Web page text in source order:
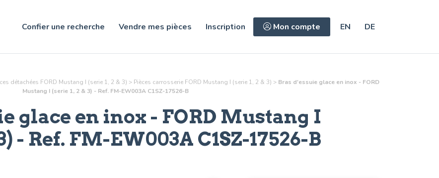
Confier une recherche Vendre mes pièces Inscription Mon compte EN DE
détachées FORD Mustang I (serie 1, 2 & 3) > Pièces carrosserieFORD Mustang I (serie 1, 2 & 3) > Bras d'essuie glace en inox - FORD
Mustang I (serie 1, 2 & 3) - Ref. FM-EW003A C1SZ-17526-B
glace en inox - FORD Mustang I
- Ref. FM-EW003A C1SZ-17526-B